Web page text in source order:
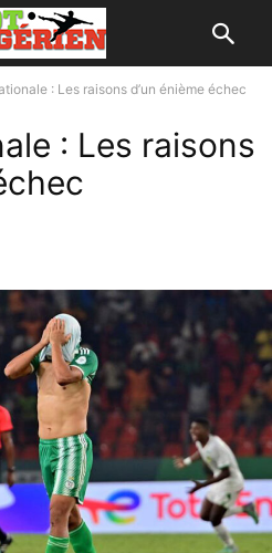
: Les raisons d’un énième échec
: Les raisons